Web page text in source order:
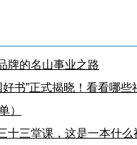
牌的名山事业之路
好书”正式揭晓！看看哪些
）
十三堂课，这是一本什么